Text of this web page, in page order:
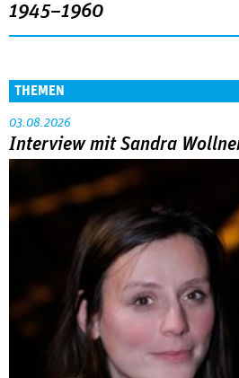
1945–1960
THEMEN
03.08.2026
Interview mit Sandra